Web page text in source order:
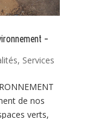
–
, Services
de nos
verts,